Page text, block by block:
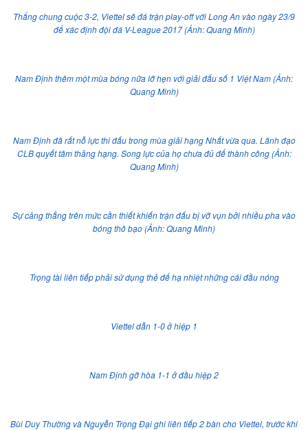
Thắng chung cuộc 3-2, Viettel sẽ đá trận play-off với Long An vào ngày 23/9
để xác định đội đá V-League 2017 (Ảnh: Quang Minh)
Nam Định thêm một mùa bóng nữa lỡ hẹn với giải đấu số 1 Việt Nam (Ảnh:
Quang Minh)
Nam Định đã rất nỗ lực thi đấu trong mùa giải hạng Nhất vừa qua. Lãnh đạo
CLB quyết tâm thăng hạng. Song lực của họ chưa đủ để thành công (Ảnh:
Quang Minh)
Sự căng thẳng trên mức cần thiết khiến trận đấu bị vỡ vụn bởi nhiều pha vào
bóng thô bạo (Ảnh: Quang Minh)
Trọng tài liên tiếp phải sử dụng thẻ để hạ nhiệt những cái đầu nóng
Viettel dẫn 1-0 ở hiệp 1
Nam Định gỡ hòa 1-1 ở đầu hiệp 2
Bùi Duy Thường và Nguyễn Trọng Đại ghi liên tiếp 2 bàn cho Viettel, trước khi